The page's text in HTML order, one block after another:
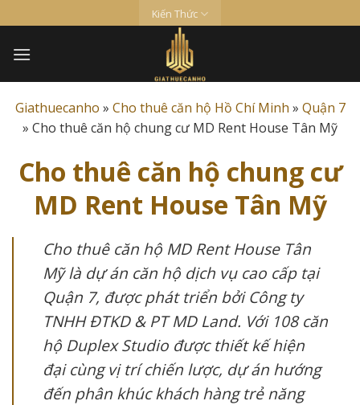
to
content
Kiến Thức
Giathuecanho » Cho thuê căn hộ Hồ Chí Minh » Quận 7
» Cho thuê căn hộ chung cư MD Rent House Tân Mỹ
Cho thuê căn hộ chung cư
MD Rent House Tân Mỹ
Cho thuê căn hộ MD Rent House Tân
Mỹ là dự án căn hộ dịch vụ cao cấp tại
Quận 7, được phát triển bởi Công ty
TNHH ĐTKD & PT MD Land. Với 108 căn
hộ Duplex Studio được thiết kế hiện
đại cùng vị trí chiến lược, dự án hướng
đến phân khúc khách hàng trẻ năng